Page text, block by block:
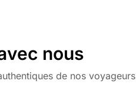
nous
de nos voyageurs